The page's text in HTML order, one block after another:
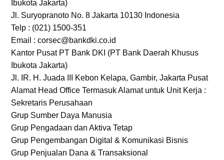
Ibukota Jakarta)
Jl. Suryopranoto No. 8 Jakarta 10130 Indonesia
Telp : (021) 1500-351
Email : corsec@bankdki.co.id
Kantor Pusat PT Bank DKI (PT Bank Daerah Khusus
Ibukota Jakarta)
Jl. IR. H. Juada III Kebon Kelapa, Gambir, Jakarta Pusat
Alamat Head Office Termasuk Alamat untuk Unit Kerja :
Sekretaris Perusahaan
Grup Sumber Daya Manusia
Grup Pengadaan dan Aktiva Tetap
Grup Pengembangan Digital & Komunikasi Bisnis
Grup Penjualan Dana & Transaksional